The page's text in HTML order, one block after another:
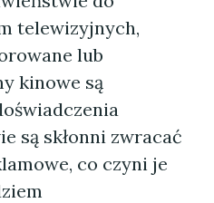
telewizyjnych,
lub
kinowe są
są skłonni zwracać
co czyni je